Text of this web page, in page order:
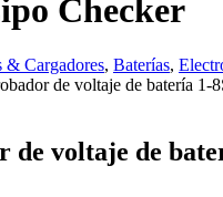
Checker
& Cargadores, Baterías,
de voltaje de batería 1-
de voltaje de